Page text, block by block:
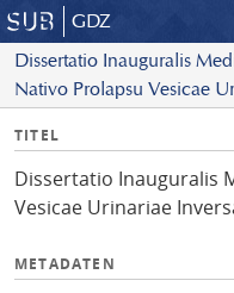
GDZ
Dissertatio Inauguralis
Nativo Prolapsu Vesicae
I
f
o
TITEL
Dissertatio Inauguralis
Vesicae Urinariae
METADATEN